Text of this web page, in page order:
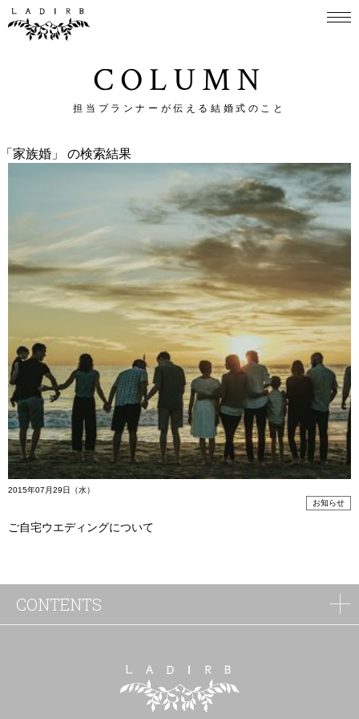
COLUMN
担当プランナーが伝える結婚式のこと
「家族婚」 の検索結果
2015年07月29日（水）
お知らせ
ご自宅ウエディングについて
CONTENTS